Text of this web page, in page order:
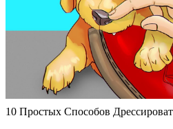
10 Простых Способов